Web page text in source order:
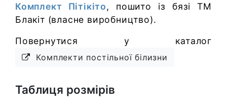
Комплект Пітікіто, пошито із бязі ТМ
Блакіт (власне виробництво).
Повернутися у каталог
Комплекти постільної білизни
Таблиця розмірів